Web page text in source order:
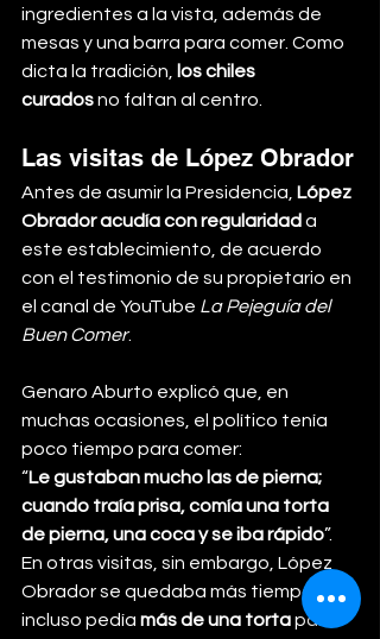
ingredientes a la vista, además de
mesas y una barra para comer. Como
dicta la tradición,
los chiles
curados no faltan al centro.
Las visitas de López Obrador
Antes de asumir la Presidencia, López
Obrador acudía con regularidad a
este establecimiento, de acuerdo
con el testimonio de su propietario en
el canal de YouTube La Pejeguía del
Buen Comer.
Genaro Aburto explicó que, en
muchas ocasiones, el político tenía
poco tiempo para comer:
“Le gustaban mucho las de pierna;
cuando traía prisa, comía una torta
de pierna, una coca y se iba rápido”.
En otras visitas, sin embargo, López
Obrador se quedaba más tiempo e
incluso pedía más de una torta para